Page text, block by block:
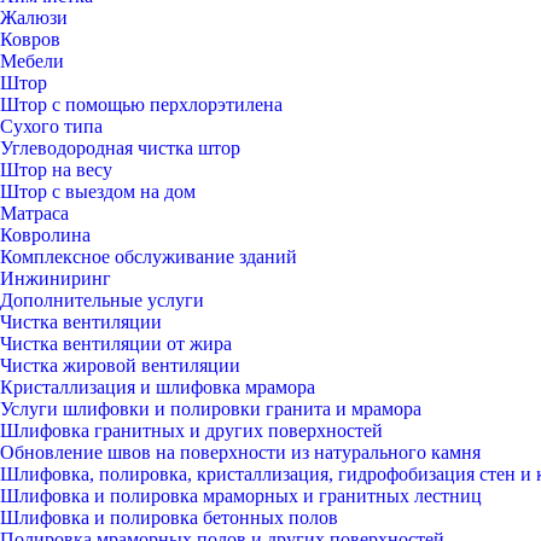
Жалюзи
Ковров
Мебели
Штор
Штор с помощью перхлорэтилена
Сухого типа
Углеводородная чистка штор
Штор на весу
Штор с выездом на дом
Матраса
Ковролина
Комплексное обслуживание зданий
Инжиниринг
Дополнительные услуги
Чистка вентиляции
Чистка вентиляции от жира
Чистка жировой вентиляции
Кристаллизация и шлифовка мрамора
Услуги шлифовки и полировки гранита и мрамора
Шлифовка гранитных и других поверхностей
Обновление швов на поверхности из натурального камня
Шлифовка, полировка, кристаллизация, гидрофобизация стен и
Шлифовка и полировка мраморных и гранитных лестниц
Шлифовка и полировка бетонных полов